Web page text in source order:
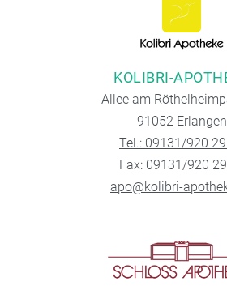
KOLIBRI-
Allee am
91052 Erlangen
Tel.: 09131/920
Fax: 09131/920
apo@kolibri-